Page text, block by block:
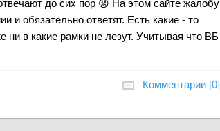
до сих пор 😡 На этом сайте жалобу
и обязательно ответят. Есть какие - то
ни в какие рамки не лезут. Учитывая что ВБ
Комментарии [0]